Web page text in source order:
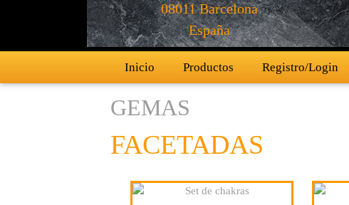
08011 Barcelona
España
Inicio Productos Registro/Login
GEMAS
FACETADAS